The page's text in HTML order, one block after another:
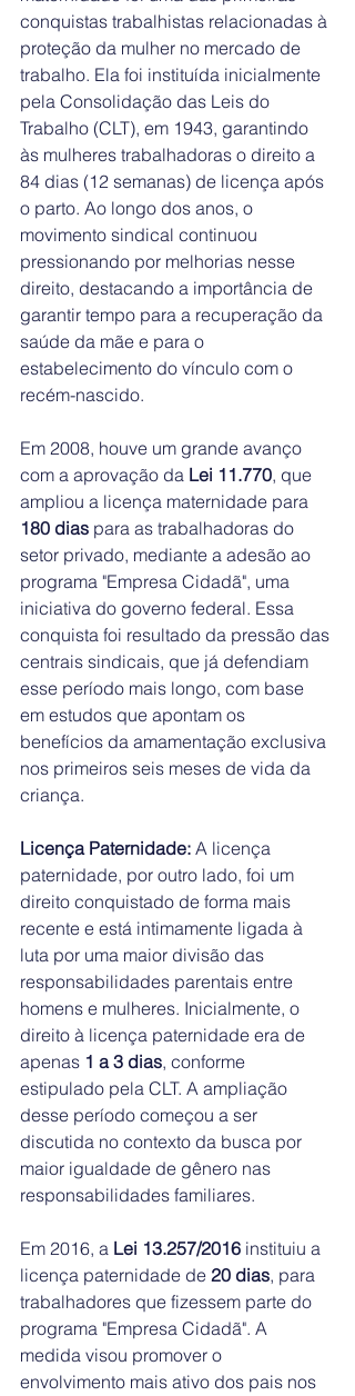
conquistas trabalhistas relacionadas à
proteção da mulher no mercado de
trabalho. Ela foi instituída inicialmente
pela Consolidação das Leis do
Trabalho (CLT), em 1943, garantindo
às mulheres trabalhadoras o direito a
84 dias (12 semanas) de licença após
o parto. Ao longo dos anos, o
movimento sindical continuou
pressionando por melhorias nesse
direito, destacando a importância de
garantir tempo para a recuperação da
saúde da mãe e para o
estabelecimento do vínculo com o
recém-nascido.
Em 2008, houve um grande avanço
com a aprovação da Lei 11.770, que
ampliou a licença maternidade para
180 dias para as trabalhadoras do
setor privado, mediante a adesão ao
programa "Empresa Cidadã", uma
iniciativa do governo federal. Essa
conquista foi resultado da pressão das
centrais sindicais, que já defendiam
esse período mais longo, com base
em estudos que apontam os
benefícios da amamentação exclusiva
nos primeiros seis meses de vida da
criança.
Licença Paternidade: A licença
paternidade, por outro lado, foi um
direito conquistado de forma mais
recente e está intimamente ligada à
luta por uma maior divisão das
responsabilidades parentais entre
homens e mulheres. Inicialmente, o
direito à licença paternidade era de
apenas 1 a 3 dias, conforme
estipulado pela CLT. A ampliação
desse período começou a ser
discutida no contexto da busca por
maior igualdade de gênero nas
responsabilidades familiares.
Em 2016, a Lei 13.257/2016 instituiu a
licença paternidade de 20 dias, para
trabalhadores que fizessem parte do
programa "Empresa Cidadã". A
medida visou promover o
envolvimento mais ativo dos pais nos